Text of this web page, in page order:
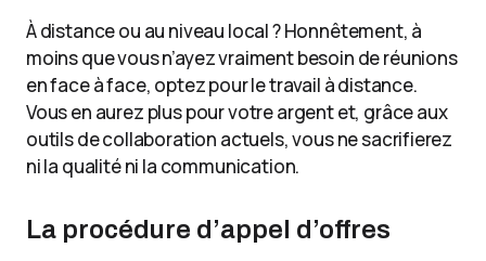
À distance ou au niveau local ? Honnêtement, à
moins que vous n’ayez vraiment besoin de réunions
en face à face, optez pour le travail à distance.
Vous en aurez plus pour votre argent et, grâce aux
outils de collaboration actuels, vous ne sacrifierez
ni la qualité ni la communication.
La procédure d’appel d’offres